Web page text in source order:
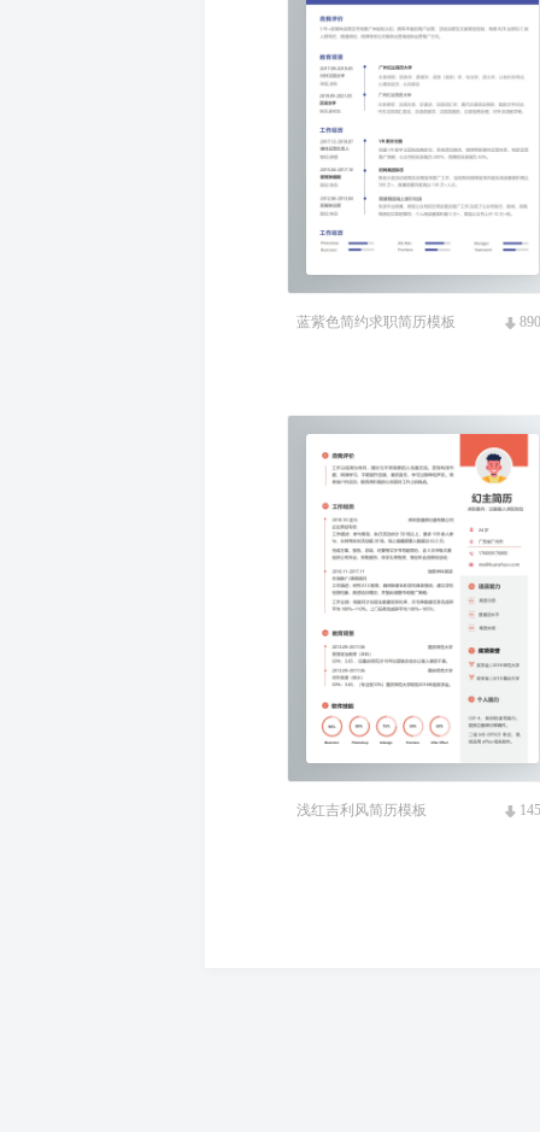
蓝紫色简约求职简历模板
浅红吉利风简历模板